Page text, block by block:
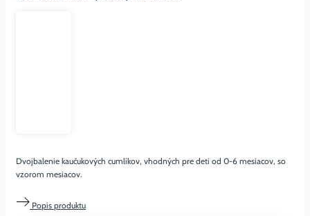
Dvojbalenie kaučukových cumlíkov, vhodných pre deti od 0-6 mesiacov, so
vzorom mesiacov.
Popis produktu